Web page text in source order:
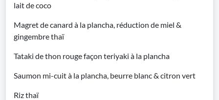
lait de coco
Magret de canard à la plancha, réduction de miel &
gingembre thaï
Tataki de thon rouge façon teriyaki à la plancha
Saumon mi-cuit à la plancha, beurre blanc & citron vert
Riz thaï